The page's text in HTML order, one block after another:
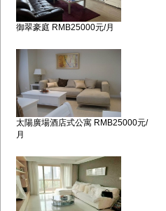
御翠豪庭 RMB25000元/月
太陽廣場酒店式公寓 RMB25000元/
月